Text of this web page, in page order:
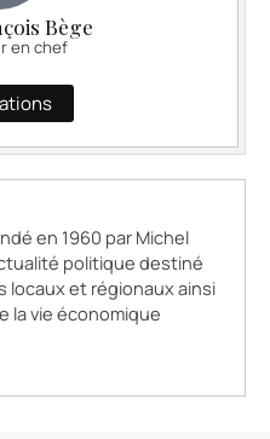
Bège
en chef
en 1960 par Michel
politique destiné
locaux et régionaux ainsi
la vie économique